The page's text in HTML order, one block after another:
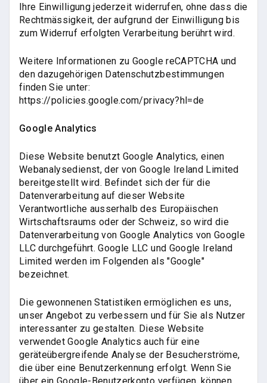
Ihre Einwilligung jederzeit widerrufen, ohne dass die
Rechtmässigkeit, der aufgrund der Einwilligung bis
zum Widerruf erfolgten Verarbeitung berührt wird.
Weitere Informationen zu Google reCAPTCHA und
den dazugehörigen Datenschutzbestimmungen
finden Sie unter:
https://policies.google.com/privacy?hl=de
Google Analytics
Diese Website benutzt Google Analytics, einen
Webanalysedienst, der von Google Ireland Limited
bereitgestellt wird. Befindet sich der für die
Datenverarbeitung auf dieser Website
Verantwortliche ausserhalb des Europäischen
Wirtschaftsraums oder der Schweiz, so wird die
Datenverarbeitung von Google Analytics von Google
LLC durchgeführt. Google LLC und Google Ireland
Limited werden im Folgenden als "Google"
bezeichnet.
Die gewonnenen Statistiken ermöglichen es uns,
unser Angebot zu verbessern und für Sie als Nutzer
interessanter zu gestalten. Diese Website
verwendet Google Analytics auch für eine
geräteübergreifende Analyse der Besucherströme,
die über eine Benutzerkennung erfolgt. Wenn Sie